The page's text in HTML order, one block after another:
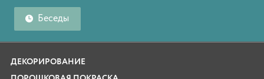
Беседы
ДЕКОРИРОВАНИЕ